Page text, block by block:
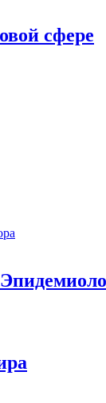
сфере